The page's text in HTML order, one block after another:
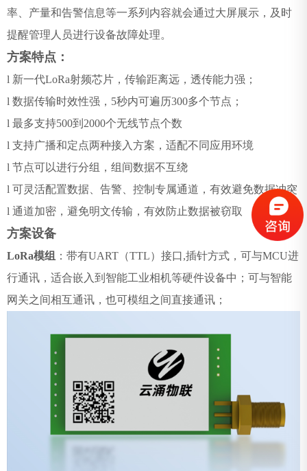
率、产量和告警信息等一系列内容就会通过大屏展示，及时
提醒管理人员进行设备故障处理。
方案特点：
l 新一代LoRa射频芯片，传输距离远，透传能力强；
l 数据传输时效性强， 5秒内可遍历300多个节点；
l 最多支持500到 2000个无线节点个数
l 支持广播和定点两种接入方案，适配不同应用环境
l 节点可以进行分组，组间数据不互绕
l 可灵活配置数据、告警、控制专属通道，有效避免数据冲突
l 通道加密，避免明文传输，有效防止数据被窃取
方案设备
LoRa模组 ：带有UART （TTL）接口,插针方式，可与MCU进
行通讯，适合嵌入到智能工业相机等硬件设备中；可与智能
网关之间相互通讯，也可模组之间直接通讯；